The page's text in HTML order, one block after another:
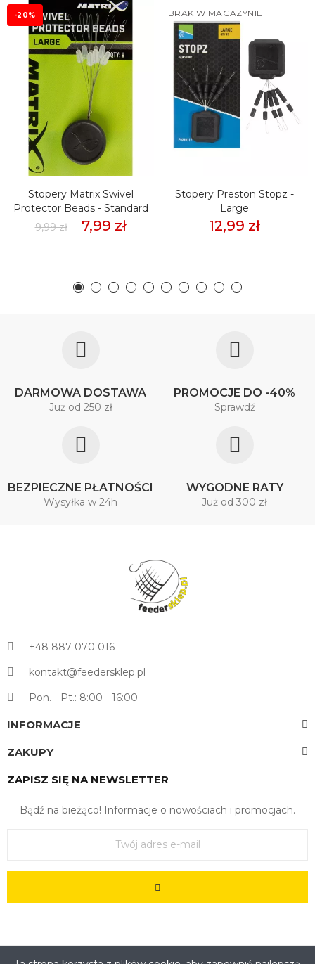
-20%
Stopery Matrix Swivel
Protector Beads - Standard
9,99 zł
7,99 zł
BRAK W MAGAZYNIE
Stopery Preston Stopz -
Large
12,99 zł
DARMOWA DOSTAWA
Już od 250 zł
PROMOCJE DO -40%
Sprawdź
BEZPIECZNE PŁATNOŚCI
Wysyłka w 24h
WYGODNE RATY
Już od 300 zł
+48 887 070 016
kontakt@feedersklep.pl
Pon. - Pt.: 8:00 - 16:00
INFORMACJE
ZAKUPY
ZAPISZ SIĘ NA NEWSLETTER
Bądź na bieżąco! Informacje o nowościach i promocjach.